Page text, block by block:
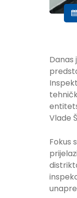
Danas
Vlade
Fokus